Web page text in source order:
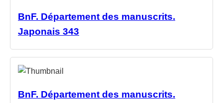
BnF. Département des manuscrits.
Japonais 343
BnF. Département des manuscrits.